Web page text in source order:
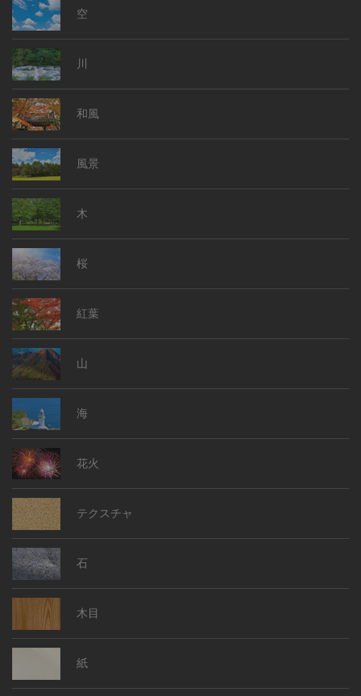
空
川
和風
風景
木
桜
紅葉
山
海
花火
テクスチャ
石
木目
紙